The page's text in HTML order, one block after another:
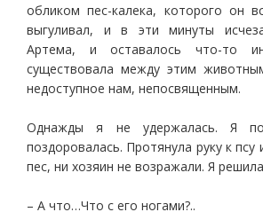
обликом пес-калека, которого он
выгуливал, и в эти минуты
Артема, и оставалось что-то
существовала между этим
недоступное нам, непосвященным.
Однажды я не удержалась. Я
поздоровалась. Протянула руку к
пес, ни хозяин не возражали. Я
– А что…Что с его ногами?..